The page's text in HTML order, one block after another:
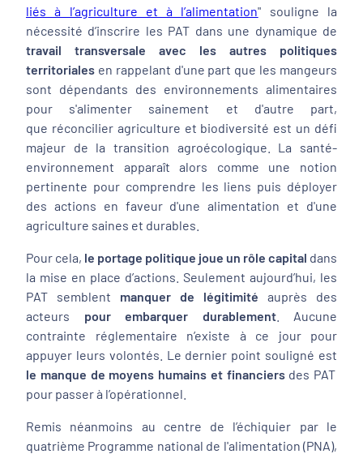
liés à l’agriculture et à l’alimentation" souligne la
nécessité d’inscrire les PAT dans une dynamique de
travail transversale avec les autres politiques
territoriales en rappelant d'une part que les mangeurs
sont dépendants des environnements alimentaires
pour s'alimenter sainement et d'autre part,
que réconcilier agriculture et biodiversité est un défi
majeur de la transition agroécologique. La santé-
environnement apparaît alors comme une notion
pertinente pour comprendre les liens puis déployer
des actions en faveur d'une alimentation et d'une
agriculture saines et durables.
Pour cela, le portage politique joue un rôle capital dans
la mise en place d’actions. Seulement aujourd’hui, les
PAT semblent manquer de légitimité auprès des
acteurs pour embarquer durablement. Aucune
contrainte réglementaire n’existe à ce jour pour
appuyer leurs volontés. Le dernier point souligné est
le manque de moyens humains et financiers des PAT
pour passer à l’opérationnel.
Remis néanmoins au centre de l’échiquier par le
quatrième Programme national de l'alimentation (PNA),